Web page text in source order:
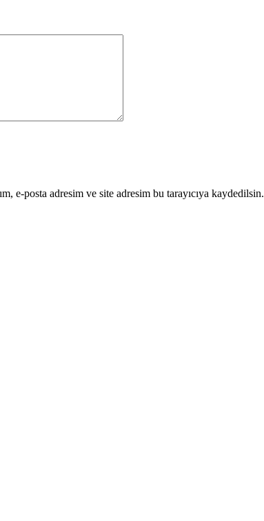
e-posta adresim ve site adresim bu tarayıcıya kaydedilsin.